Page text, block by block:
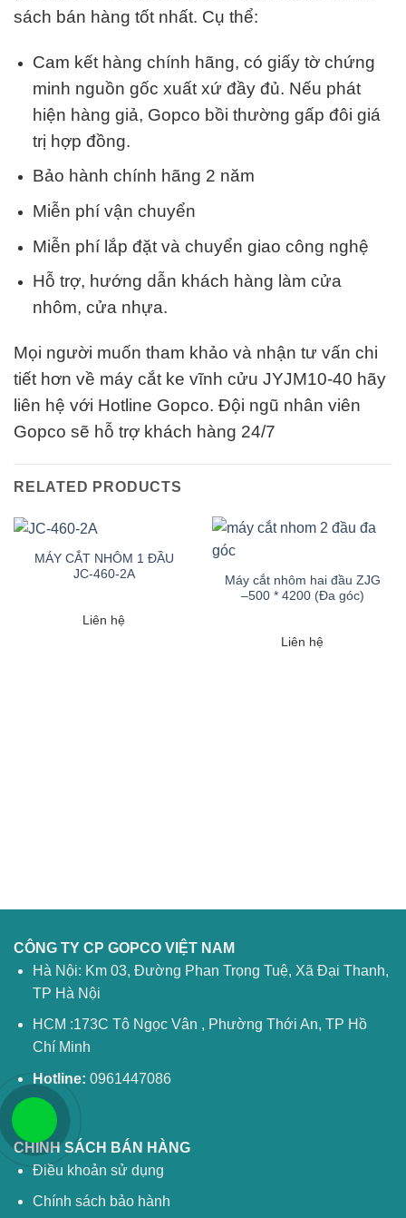
sách bán hàng tốt nhất. Cụ thể:
Cam kết hàng chính hãng, có giấy tờ chứng
minh nguồn gốc xuất xứ đầy đủ. Nếu phát
hiện hàng giả, Gopco bồi thường gấp đôi giá
trị hợp đồng.
Bảo hành chính hãng 2 năm
Miễn phí vận chuyển
Miễn phí lắp đặt và chuyển giao công nghệ
Hỗ trợ, hướng dẫn khách hàng làm cửa
nhôm, cửa nhựa.
Mọi người muốn tham khảo và nhận tư vấn chi
tiết hơn về máy cắt ke vĩnh cửu JYJM10-40 hãy
liên hệ với Hotline Gopco. Đội ngũ nhân viên
Gopco sẽ hỗ trợ khách hàng 24/7
RELATED PRODUCTS
MÁY CẮT NHÔM 1 ĐẦU
JC-460-2A
Liên hệ
Máy cắt nhôm hai đầu ZJG
–500 * 4200 (Đa góc)
Liên hệ
CÔNG TY CP GOPCO VIỆT NAM
Hà Nội: Km 03, Đường Phan Trọng Tuệ, Xã Đại Thanh,
TP Hà Nội
HCM :173C Tô Ngọc Vân , Phường Thới An, TP Hồ
Chí Minh
Hotline: 0961447086
CHÍNH SÁCH BÁN HÀNG
Điều khoản sử dụng
Chính sách bảo hành